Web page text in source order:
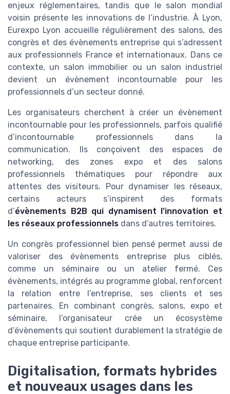
enjeux réglementaires, tandis que le salon mondial
voisin présente les innovations de l’industrie. À Lyon,
Eurexpo Lyon accueille régulièrement des salons, des
congrès et des évènements entreprise qui s’adressent
aux professionnels France et internationaux. Dans ce
contexte, un salon immobilier ou un salon industriel
devient un évènement incontournable pour les
professionnels d’un secteur donné.
Les organisateurs cherchent à créer un évènement
incontournable pour les professionnels, parfois qualifié
d’incontournable professionnels dans la
communication. Ils conçoivent des espaces de
networking, des zones expo et des salons
professionnels thématiques pour répondre aux
attentes des visiteurs. Pour dynamiser les réseaux,
certains acteurs s’inspirent des formats
d’évènements B2B qui dynamisent l’innovation et
les réseaux professionnels dans d’autres territoires.
Un congrès professionnel bien pensé permet aussi de
valoriser des évènements entreprise plus ciblés,
comme un séminaire ou un atelier fermé. Ces
évènements, intégrés au programme global, renforcent
la relation entre l’entreprise, ses clients et ses
partenaires. En combinant congrès, salons, expo et
séminaire, l’organisateur crée un écosystème
d’évènements qui soutient durablement la stratégie de
chaque entreprise participante.
Digitalisation, formats hybrides
et nouveaux usages dans les